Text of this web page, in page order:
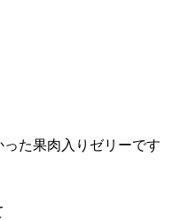
た果肉入りゼリーです